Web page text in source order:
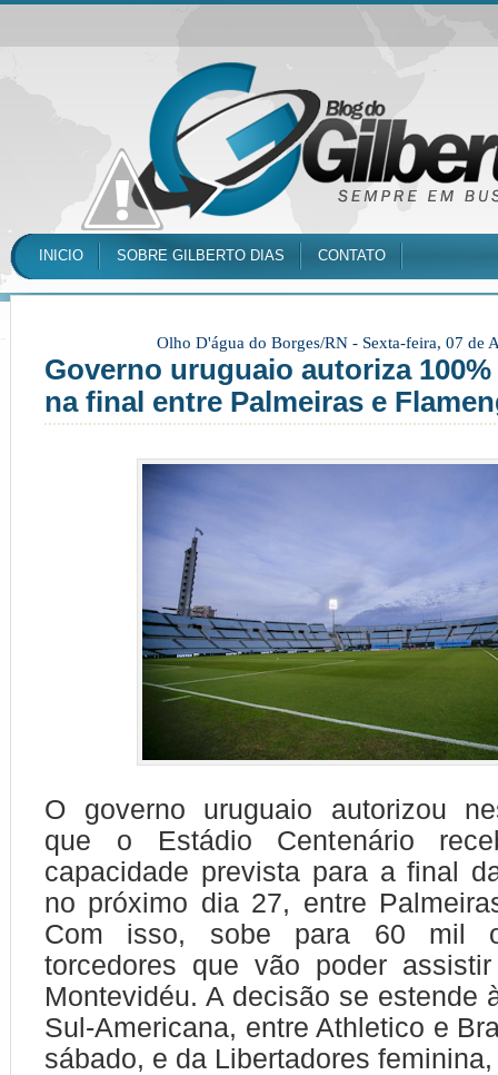
INICIO SOBRE GILBERTO DIAS CONTATO
Olho D'água do Borges/RN - Sexta-feira, 07 de
Governo uruguaio autoriza
na final entre Palmeiras e
O governo uruguaio autorizou
que o Estádio Centenário
capacidade prevista para a final
no próximo dia 27, entre
Com isso, sobe para 60 mil
torcedores que vão poder
Montevidéu. A decisão se estende
Sul-Americana, entre Athletico e
sábado, e da Libertadores